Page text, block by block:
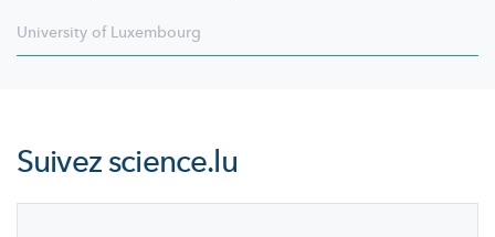
University of Luxembourg
Suivezscience.lu